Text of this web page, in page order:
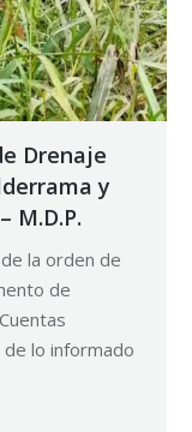
Drenaje
y
M.D.P.
la orden de
de
lo informado